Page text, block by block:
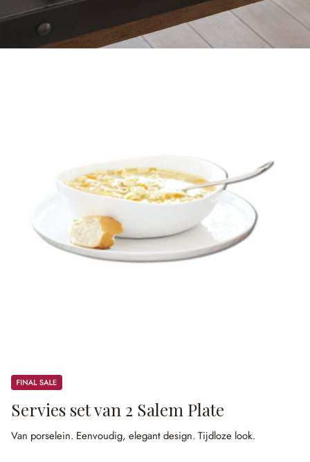
Sale
Servies set van 2 Salem Plate
Van porselein. Eenvoudig, elegant design. Tijdloze look.